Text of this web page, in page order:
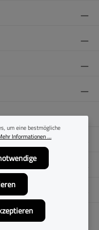
um eine bestmögliche
Informationen ...